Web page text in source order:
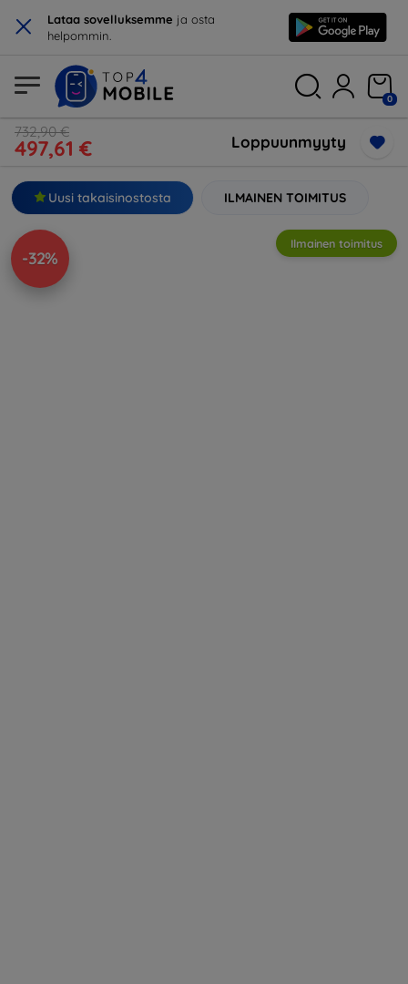
× Lataa sovelluksemme ja osta
helpommin.
0
732,90 €
497,61 € Loppuunmyyty
Uusi takaisinostosta ILMAINEN TOIMITUS
-32%
Ilmainen toimitus